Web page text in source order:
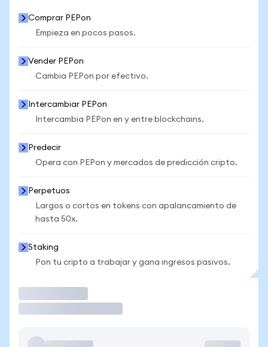
Comprar PEPon
Empieza en pocos pasos.
Vender PEPon
Cambia PEPon por efectivo.
Intercambiar PEPon
Intercambia PEPon en y entre blockchains.
Predecir
Opera con PEPon y mercados de predicción cripto.
Perpetuos
Largos o cortos en tokens con apalancamiento de
hasta 50x.
Staking
Pon tu cripto a trabajar y gana ingresos pasivos.